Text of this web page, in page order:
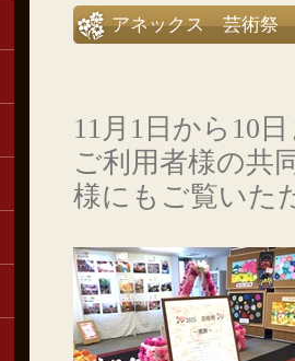
アネックス 芸術祭
11月1日から10
ご利用者様の共
様にもご覧いた